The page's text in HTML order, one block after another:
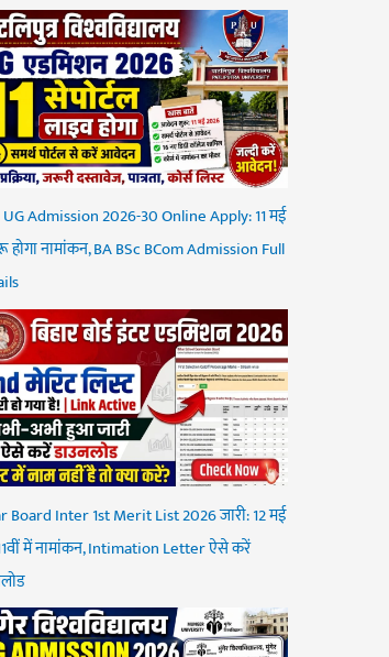
UG Admission 2026-30 Online Apply: 11 मई
नामांकन, BA BSc BCom Admission Full
Board Inter 1st Merit List 2026 जारी: 12 मई
में नामांकन, Intimation Letter ऐसे करें